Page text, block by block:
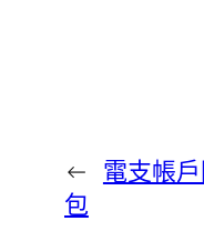
← 電支帳
包